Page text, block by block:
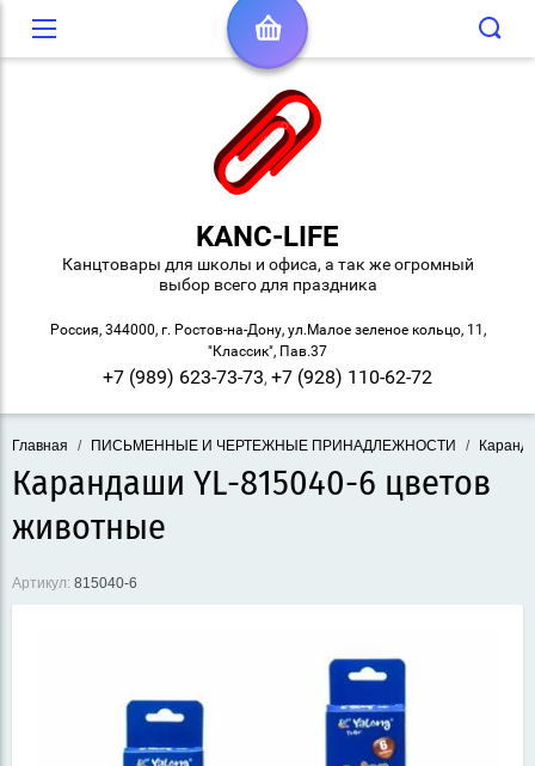
KANC-LIFE
Канцтовары для школы и офиса, а так же огромный
выбор всего для праздника
Россия, 344000, г. Ростов-на-Дону, ул.Малое зеленое кольцо, 11,
"Классик", Пав.37
+7 (989) 623-73-73, +7 (928) 110-62-72
Главная / ПИСЬМЕННЫЕ И ЧЕРТЕЖНЫЕ ПРИНАДЛЕЖНОСТИ /
Карандаши YL-815040-6 цветов
животные
Артикул: 815040-6